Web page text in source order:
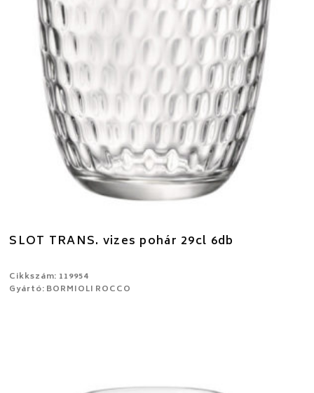
SLOT TRANS. vizes pohár 29cl 6db
Cikkszám: 119954
Gyártó: BORMIOLI ROCCO